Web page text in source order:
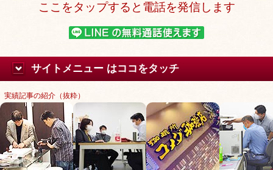
ここをタップすると電話を発信します
サイトメニュー はココをタッチ
実績記事の紹介（抜粋）